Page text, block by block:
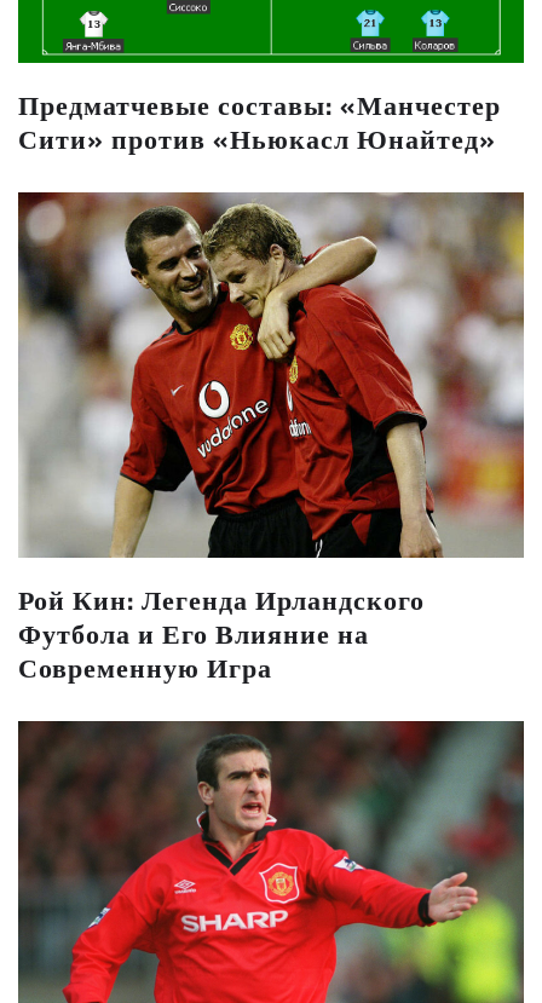
Предматчевые составы: «Манчестер
Сити» против «Ньюкасл Юнайтед»
Рой Кин: Легенда Ирландского
Футбола и Его Влияние на
Современную Игра